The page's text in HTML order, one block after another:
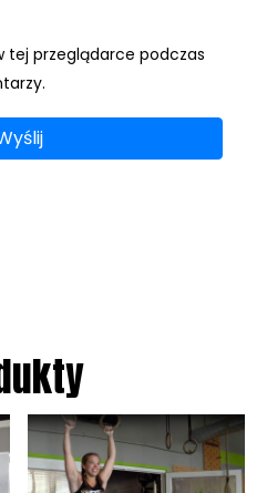
tej przeglądarce podczas